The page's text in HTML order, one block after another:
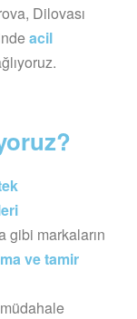
Dilovası
acil
gibi markaların
ve tamir